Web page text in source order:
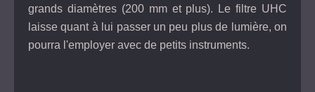
grands diamètres (200 mm et plus). Le filtre UHC
laisse quant à lui passer un peu plus de lumière, on
pourra l'employer avec de petits instruments.